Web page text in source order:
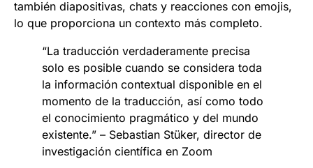
también diapositivas, chats y reacciones con emojis,
lo que proporciona un contexto más completo.
“La traducción verdaderamente precisa
solo es posible cuando se considera toda
la información contextual disponible en el
momento de la traducción, así como todo
el conocimiento pragmático y del mundo
existente.” – Sebastian Stüker, director de
investigación científica en Zoom